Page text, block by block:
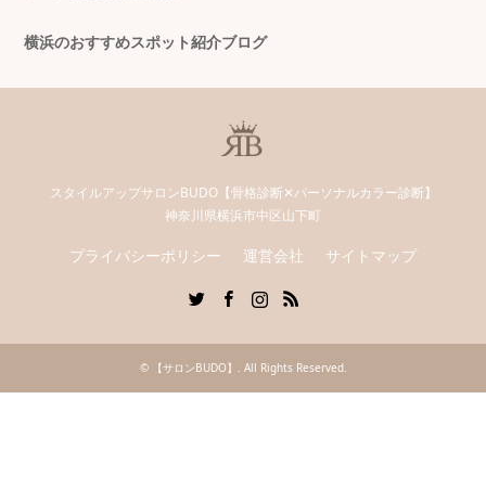
横浜のおすすめスポット紹介ブログ
スタイルアップサロンBUDO【骨格診断✕パーソナルカラー診断】
神奈川県横浜市中区山下町
プライバシーポリシー 運営会社
サイトマップ
RSS
© 【サロンBUDO】 . All Rights Reserved.